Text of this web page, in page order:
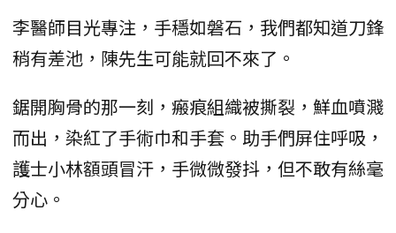
李醫師目光專注，手穩如磐石，我們都知道刀鋒
稍有差池，陳先生可能就回不來了。
鋸開胸骨的那一刻，瘢痕組織被撕裂，鮮血噴濺
而出，染紅了手術巾和手套。助手們屏住呼吸，
護士小林額頭冒汗，手微微發抖，但不敢有絲毫
分心。